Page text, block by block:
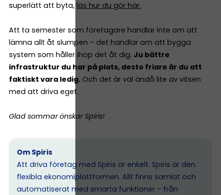
superlätt att byta, läs hur du gör här.
Att ta semester som företagare handlar inte om att
lämna allt åt slumpen – det handlar om att bygga
system som håller ihop det åt dig. Ju bättre
infrastruktur du har på plats, desto friare är du att
faktiskt vara ledig. Och det är väl ändå lite av vitsen
med att driva eget.
Glad sommar önskar Spiris!
Om Spiris
Att driva företag med Spiris är enkelt. Spiris är den
flexibla ekonomiplattformen. Allt finns samlat och
automatiserat med smarta funktioner – från